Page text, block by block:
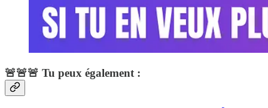
🚨🚨🚨 Tu peux également :